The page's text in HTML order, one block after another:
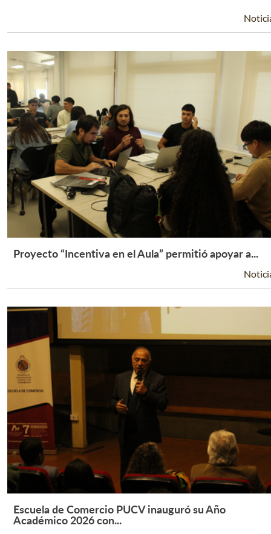
Leer Más +
Proyecto “Incentiva en el Aula” permitió apoyar a...
Leer Más +
Escuela de Comercio PUCV inauguró su Año
Académico 2026 con...